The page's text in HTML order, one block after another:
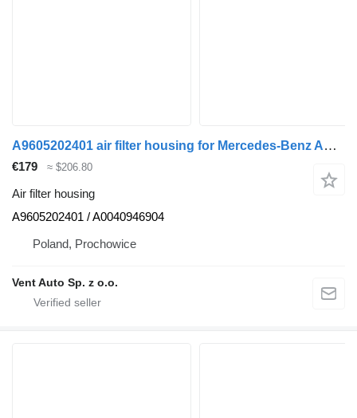
A9605202401 air filter housing for Mercedes-Benz ACTROS MP4 truck
€179 ≈ $206.80
Air filter housing
A9605202401 / A0040946904
Poland, Prochowice
Vent Auto Sp. z o.o.